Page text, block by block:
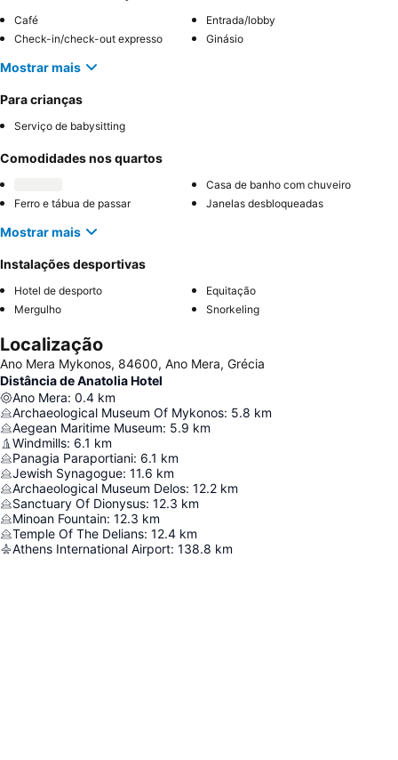
Café
Entrada/lobby
Check-in/check-out expresso
Ginásio
Mostrar mais
Para crianças
Serviço de babysitting
Comodidades nos quartos
Casa de banho com chuveiro
Ferro e tábua de passar
Janelas desbloqueadas
Mostrar mais
Instalações desportivas
Hotel de desporto
Equitação
Mergulho
Snorkeling
Localização
Ano Mera Μykonos, 84600, Ano Mera, Grécia
Distância de Anatolia Hotel
Ano Mera: 0.4 km
Archaeological Museum Of Mykonos: 5.8 km
Aegean Maritime Museum: 5.9 km
Windmills: 6.1 km
Panagia Paraportiani: 6.1 km
Jewish Synagogue: 11.6 km
Archaeological Museum Delos: 12.2 km
Sanctuary Of Dionysus: 12.3 km
Minoan Fountain: 12.3 km
Temple Of The Delians: 12.4 km
Athens International Airport: 138.8 km